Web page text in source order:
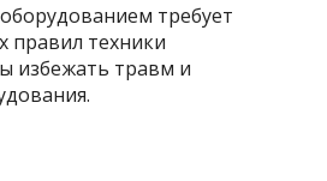
требует
правил техники
избежать травм и